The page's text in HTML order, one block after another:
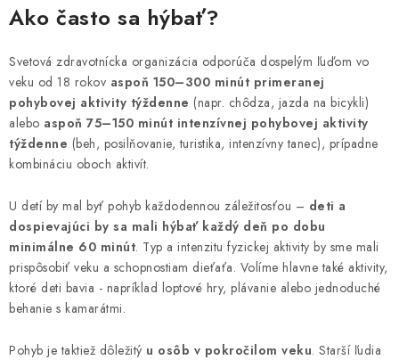
Ako často sa hýbať?
Svetová zdravotnícka organizácia odporúča dospelým ľuďom vo
veku od 18 rokov aspoň 150–300 minút primeranej
pohybovej aktivity týždenne (napr. chôdza, jazda na bicykli)
alebo aspoň 75–150 minút intenzívnej pohybovej aktivity
týždenne (beh, posilňovanie, turistika, intenzívny tanec), prípadne
kombináciu oboch aktivít.
U detí by mal byť pohyb každodennou záležitosťou – deti a
dospievajúci by sa mali hýbať každý deň po dobu
minimálne 60 minút. Typ a intenzitu fyzickej aktivity by sme mali
prispôsobiť veku a schopnostiam dieťaťa. Volíme hlavne také aktivity,
ktoré deti bavia - napríklad loptové hry, plávanie alebo jednoduché
behanie s kamarátmi.
Pohyb je taktiež dôležitý u osôb v pokročilom veku. Starší ľudia